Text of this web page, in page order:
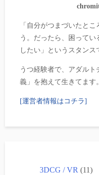
「自分がつまづいたと
う。だったら、困って
したい」というスタンス
うつ経験者で、アダル
義」を抱えて生きてます。
[運営者情報はコチラ]
3DCG / VR (11)